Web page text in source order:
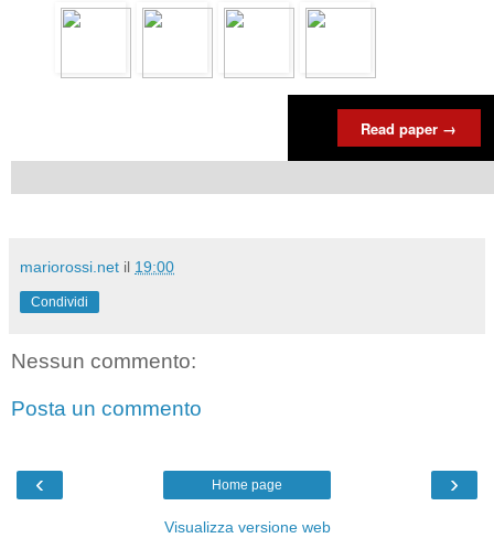
Read paper →
mariorossi.net il 19:00
Condividi
Nessun commento:
Posta un commento
‹ ›
Home page
Visualizza versione web